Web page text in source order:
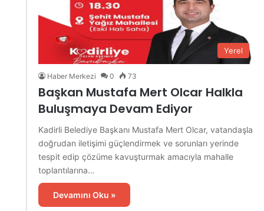
Yerel
Haber Merkezi 0 73
Başkan Mustafa Mert Olcar Halkla
Buluşmaya Devam Ediyor
Kadirli Belediye Başkanı Mustafa Mert Olcar, vatandaşla
doğrudan iletişimi güçlendirmek ve sorunları yerinde
tespit edip çözüme kavuşturmak amacıyla mahalle
toplantılarına…
Devamını Oku »